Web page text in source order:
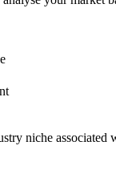
niche associated